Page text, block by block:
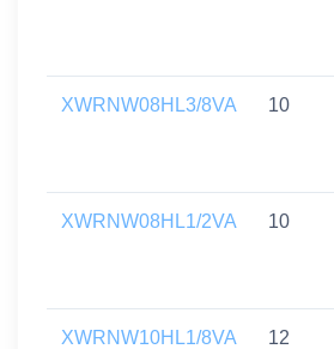
XWRNW08HL3/8VA 10
XWRNW08HL1/2VA 10
XWRNW10HL1/8VA 12